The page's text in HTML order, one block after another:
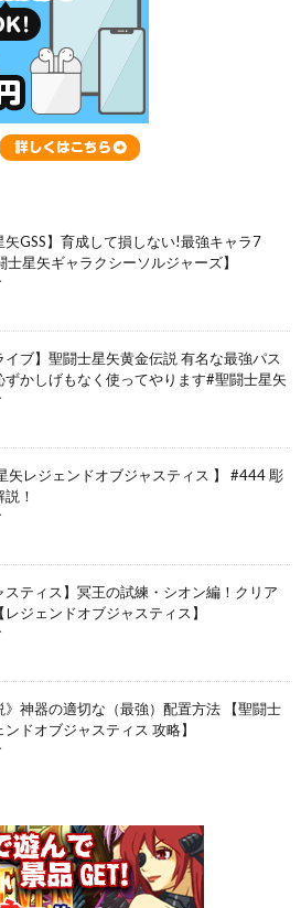
矢GSS】育成して損しない!最強キャラ7
星矢ギャラクシーソルジャーズ】
イブ】聖闘士星矢黄金伝説 有名な最強パス
ずかしげもなく使ってやります#聖闘士星矢
矢レジェンドオブジャスティス 】 #444 彫
！
スティス】冥王の試練・シオン編！クリア
ジェンドオブジャスティス】
》神器の適切な（最強）配置方法 【聖闘士
ドオブジャスティス 攻略】